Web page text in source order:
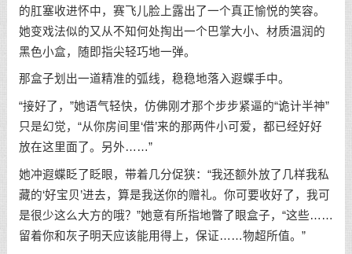
的肛塞收进怀中，赛飞儿脸上露出了一个真正愉悦的笑容。
她变戏法似的又从不知何处掏出一个巴掌大小、材质温润的
黑色小盒，随即指尖轻巧地一弹。
那盒子划出一道精准的弧线，稳稳地落入遐蝶手中。
“接好了，”她语气轻快，仿佛刚才那个步步紧逼的“诡计半神”
只是幻觉，“从你房间里‘借’来的那两件小可爱，都已经好好
放在这里面了。另外……”
她冲遐蝶眨了眨眼，带着几分促狭：“我还额外放了几样我私
藏的‘好宝贝’进去，算是我送你的赠礼。你可要收好了，我可
是很少这么大方的哦？”她意有所指地瞥了眼盒子，“这些……
留着你和灰子明天应该能用得上，保证……物超所值。”